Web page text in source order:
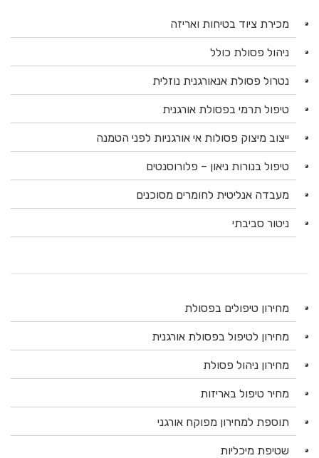
מכירת ציוד בטיחות ואריזה
ניהול פסולת כולל
נטרול פסולת אנאורגנית נוזלית
טיפול תרמי בפסולת אורגנית
ייצוב מיצוק פסולות אי אורגניות לפני הטמנה
טיפול בנורות ניאון – פלורוסנטים
מעבדה אנליטית לחומרים מסוכנים
ניטור סביבתי
מחירון טיפולים בפסולת
מחירון לטיפול בפסולת אורגנית
מחירון ניהול פסולת
מחיר טיפול באריזות
תוספת למחירון מפוקח אורגני
שטיפת מיכליות